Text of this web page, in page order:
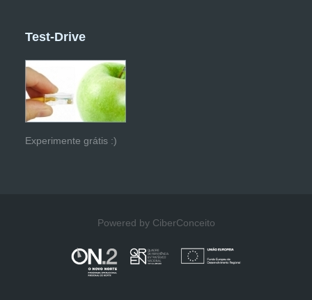
Test-Drive
Experimente grátis :)
Powered by CiberConceito